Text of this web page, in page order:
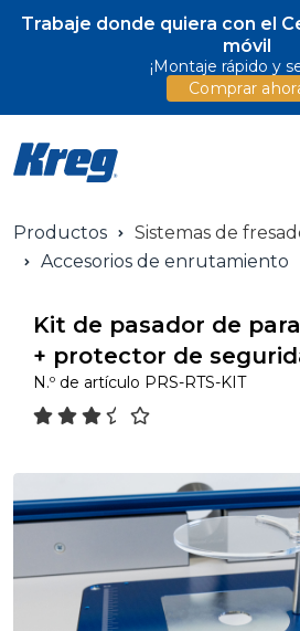
Trabaje donde quiera con el
móvil
¡Montaje rápido y
Comprar
Productos
Sistemas de
Accesorios de enrutamiento
Kit de pasador de
+ protector de
N.º de artículo PRS-RTS-KIT